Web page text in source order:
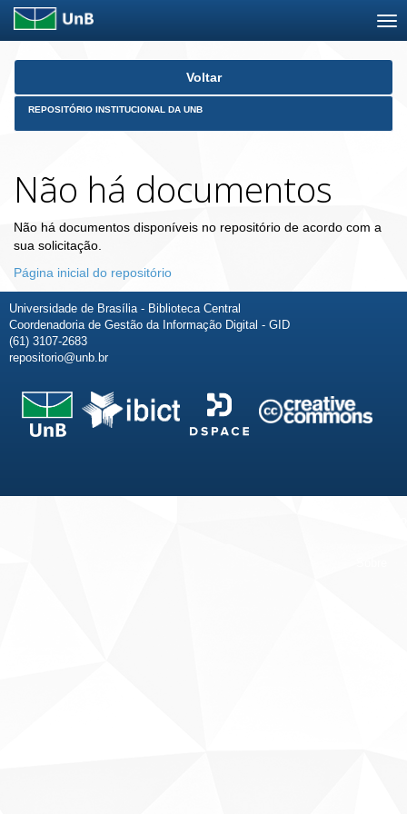
Skip
Voltar
REPOSITÓRIO INSTITUCIONAL DA UNB
Não há documentos
Não há documentos disponíveis no repositório de acordo com a
sua solicitação.
Página inicial do repositório
Universidade de Brasília - Biblioteca Central
Coordenadoria de Gestão da Informação Digital - GID
(61) 3107-2683
repositorio@unb.br